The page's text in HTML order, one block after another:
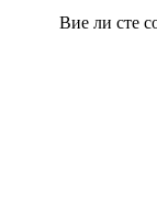
Вие ли сте